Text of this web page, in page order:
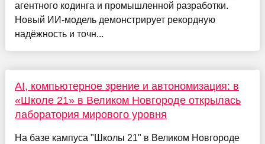
агентного кодинга и промышленной разработки.
Новый ИИ-модель демонстрирует рекордную
надёжность и точн...
AI, компьютерное зрение и автономизация: в
«Школе 21» в Великом Новгороде открылась
лаборатория мирового уровня
На базе кампуса "Школы 21" в Великом Новгороде